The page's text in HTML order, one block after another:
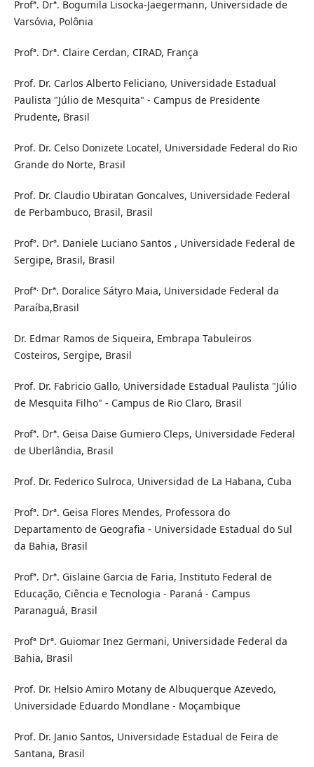
Profª. Drª. Bogumila Lisocka-Jaegermann, Universidade de
Varsóvia, Polônia
Profª. Drª. Claire Cerdan, CIRAD, França
Prof. Dr. Carlos Alberto Feliciano, Universidade Estadual
Paulista "Júlio de Mesquita" - Campus de Presidente
Prudente, Brasil
Prof. Dr. Celso Donizete Locatel, Universidade Federal do Rio
Grande do Norte, Brasil
Prof. Dr. Claudio Ubiratan Goncalves, Universidade Federal
de Perbambuco, Brasil, Brasil
Profª. Drª. Daniele Luciano Santos , Universidade Federal de
Sergipe, Brasil, Brasil
Profª. Drª. Doralice Sátyro Maia, Universidade Federal da
Paraíba,Brasil
Dr. Edmar Ramos de Siqueira, Embrapa Tabuleiros
Costeiros, Sergipe, Brasil
Prof. Dr. Fabricio Gallo, Universidade Estadual Paulista "Júlio
de Mesquita Filho" - Campus de Rio Claro, Brasil
Profª. Drª. Geisa Daise Gumiero Cleps, Universidade Federal
de Uberlândia, Brasil
Prof. Dr. Federico Sulroca, Universidad de La Habana, Cuba
Profª. Drª. Geisa Flores Mendes, Professora do
Departamento de Geografia - Universidade Estadual do Sul
da Bahia, Brasil
Profª. Drª. Gislaine Garcia de Faria, Instituto Federal de
Educação, Ciência e Tecnologia - Paraná - Campus
Paranaguá, Brasil
Profª Drª. Guiomar Inez Germani, Universidade Federal da
Bahia, Brasil
Prof. Dr. Helsio Amiro Motany de Albuquerque Azevedo,
Universidade Eduardo Mondlane - Moçambique
Prof. Dr. Janio Santos, Universidade Estadual de Feira de
Santana, Brasil